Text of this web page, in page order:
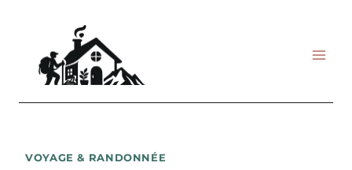
contenu
VOYAGE & RANDONNÉE